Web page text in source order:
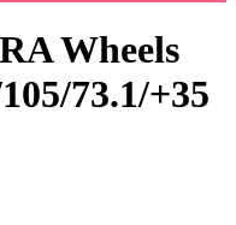
Wheels
73.1/+35